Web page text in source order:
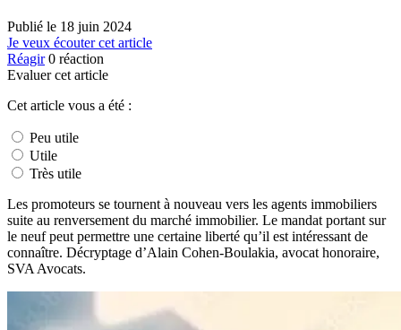
Publié le 18 juin 2024
Je veux écouter cet article
Réagir 0 réaction
Evaluer cet article
Cet article vous a été :
Peu utile
Utile
Très utile
Les promoteurs se tournent à nouveau vers les agents immobiliers
suite au renversement du marché immobilier. Le mandat portant sur
le neuf peut permettre une certaine liberté qu’il est intéressant de
connaître. Décryptage d’Alain Cohen-Boulakia, avocat honoraire,
SVA Avocats.